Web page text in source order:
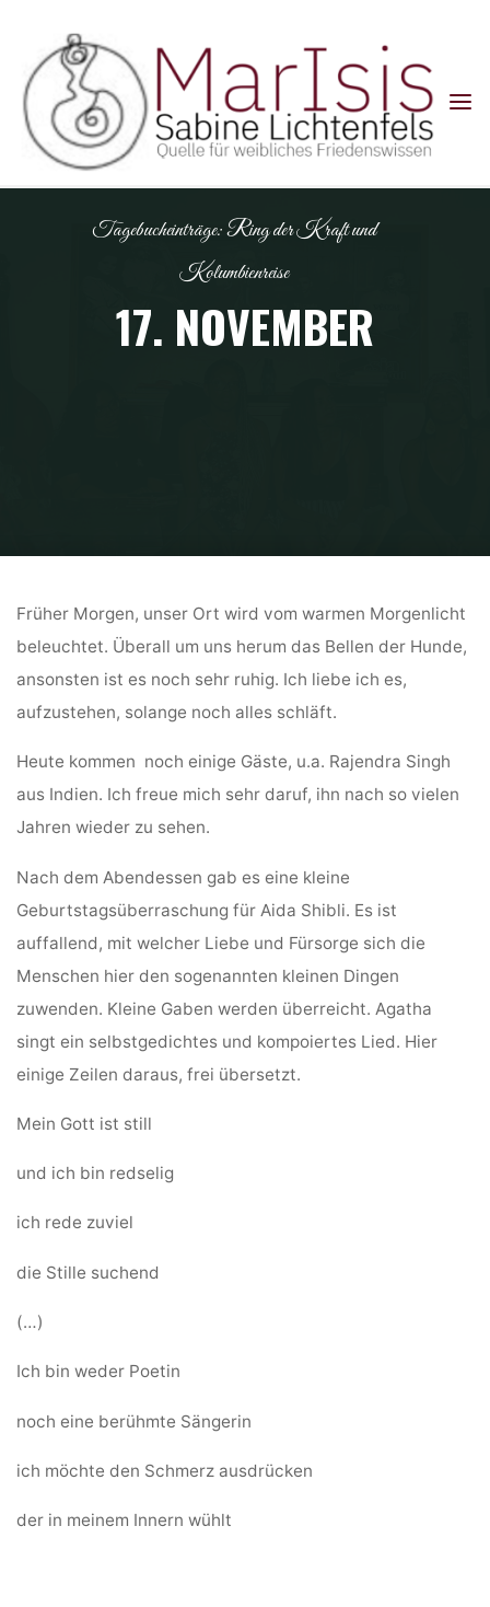
content
Tagebucheinträge: Ring der Kraft und
Kolumbienreise
17. NOVEMBER
Früher Morgen, unser Ort wird vom warmen Morgenlicht
beleuchtet. Überall um uns herum das Bellen der Hunde,
ansonsten ist es noch sehr ruhig. Ich liebe ich es,
aufzustehen, solange noch alles schläft.
Heute kommen noch einige Gäste, u.a. Rajendra Singh
aus Indien. Ich freue mich sehr daruf, ihn nach so vielen
Jahren wieder zu sehen.
Nach dem Abendessen gab es eine kleine
Geburtstagsüberraschung für Aida Shibli. Es ist
auffallend, mit welcher Liebe und Fürsorge sich die
Menschen hier den sogenannten kleinen Dingen
zuwenden. Kleine Gaben werden überreicht. Agatha
singt ein selbstgedichtes und kompoiertes Lied. Hier
einige Zeilen daraus, frei übersetzt.
Mein Gott ist still
und ich bin redselig
ich rede zuviel
die Stille suchend
(…)
Ich bin weder Poetin
noch eine berühmte Sängerin
ich möchte den Schmerz ausdrücken
der in meinem Innern wühlt